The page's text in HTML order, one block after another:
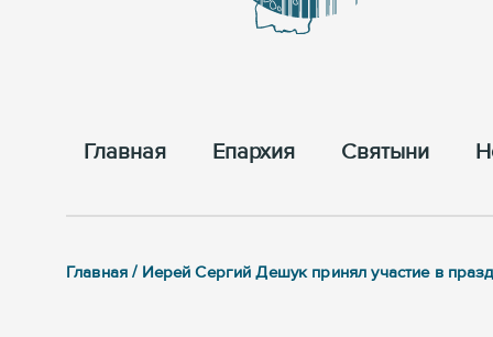
Главная Епархия Cвятыни
Главная / Иерей Сергий Дешук принял участие в